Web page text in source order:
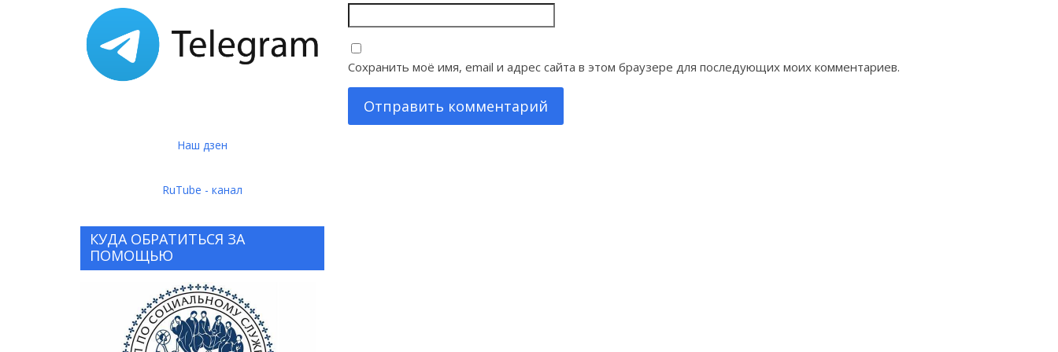
Сохранить моё имя, email и адрес сайта в этом браузере для последующих моих комментариев.
Наш дзен
RuTube - канал
КУДА ОБРАТИТЬСЯ ЗА
ПОМОЩЬЮ